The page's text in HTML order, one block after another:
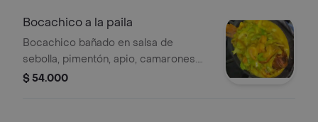
Bocachico a la paila
Bocachico bañado en salsa de
sebolla, pimentón, apio, camarones.
acompañado sancocho de pescado
$ 54.000